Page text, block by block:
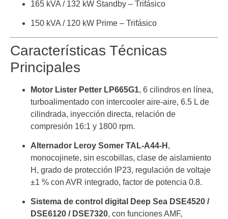
165 kVA / 132 kW Standby – Trifásico
150 kVA / 120 kW Prime – Trifásico
Características Técnicas
Principales
Motor Lister Petter LP665G1, 6 cilindros en línea,
turboalimentado con intercooler aire-aire, 6.5 L de
cilindrada, inyección directa, relación de
compresión 16:1 y 1800 rpm.
Alternador Leroy Somer TAL-A44-H ,
monocojinete, sin escobillas, clase de aislamiento
H, grado de protección IP23, regulación de voltaje
±1 % con AVR integrado, factor de potencia 0.8.
Sistema de control digital Deep Sea DSE4520 /
DSE6120 / DSE7320, con funciones AMF,